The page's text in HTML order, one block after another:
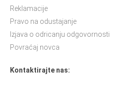
Reklamacije
Pravo na odustajanje
Izjava o odricanju odgovornosti
Povraćaj novca
Kontaktirajte nas: